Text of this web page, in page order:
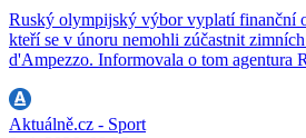
Ruský olympijský výbor vyplatí finanční
kteří se v únoru nemohli zúčastnit
d'Ampezzo. Informovala o tom agentura
Aktuálně.cz - Sport